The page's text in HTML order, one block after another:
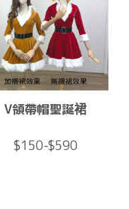
V領帶帽聖誕裙
$150-$590